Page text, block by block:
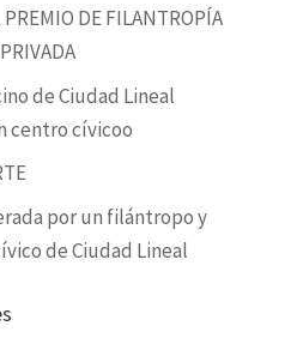
DE FILANTROPÍA
de Ciudad Lineal
centro cívicoo
por un filántropo y
de Ciudad Lineal